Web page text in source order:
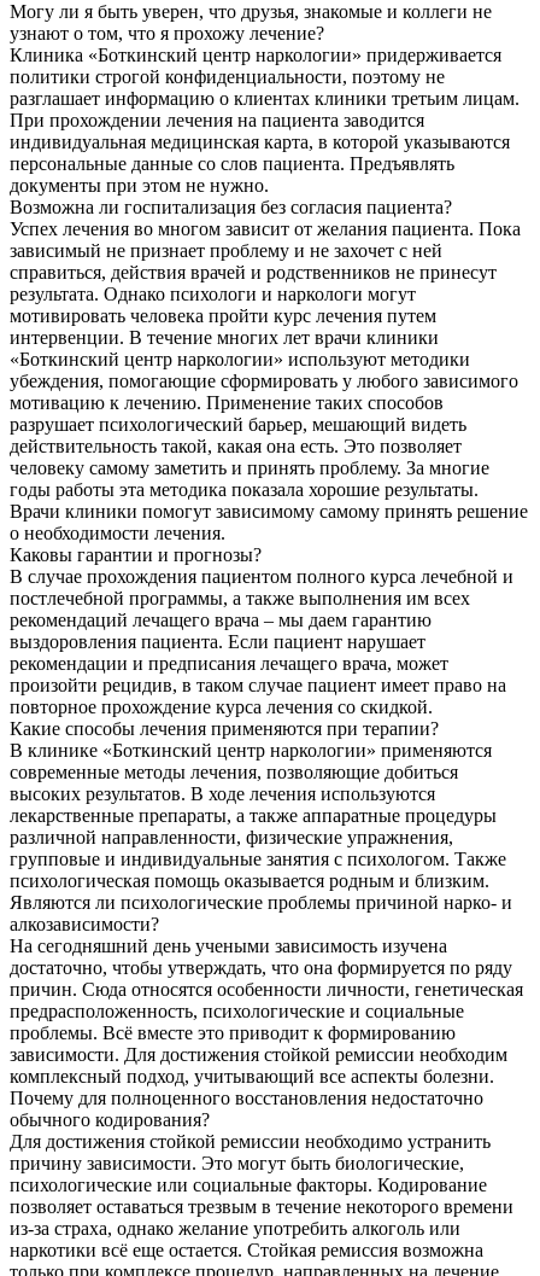
Могу ли я быть уверен, что друзья, знакомые и коллеги не
узнают о том, что я прохожу лечение?
Клиника «Боткинский центр наркологии» придерживается
политики строгой конфиденциальности, поэтому не
разглашает информацию о клиентах клиники третьим лицам.
При прохождении лечения на пациента заводится
индивидуальная медицинская карта, в которой указываются
персональные данные со слов пациента. Предъявлять
документы при этом не нужно.
Возможна ли госпитализация без согласия пациента?
Успех лечения во многом зависит от желания пациента. Пока
зависимый не признает проблему и не захочет с ней
справиться, действия врачей и родственников не принесут
результата. Однако психологи и наркологи могут
мотивировать человека пройти курс лечения путем
интервенции. В течение многих лет врачи клиники
«Боткинский центр наркологии» используют методики
убеждения, помогающие сформировать у любого зависимого
мотивацию к лечению. Применение таких способов
разрушает психологический барьер, мешающий видеть
действительность такой, какая она есть. Это позволяет
человеку самому заметить и принять проблему. За многие
годы работы эта методика показала хорошие результаты.
Врачи клиники помогут зависимому самому принять решение
о необходимости лечения.
Каковы гарантии и прогнозы?
В случае прохождения пациентом полного курса лечебной и
постлечебной программы, а также выполнения им всех
рекомендаций лечащего врача – мы даем гарантию
выздоровления пациента. Если пациент нарушает
рекомендации и предписания лечащего врача, может
произойти рецидив, в таком случае пациент имеет право на
повторное прохождение курса лечения со скидкой.
Какие способы лечения применяются при терапии?
В клинике «Боткинский центр наркологии» применяются
современные методы лечения, позволяющие добиться
высоких результатов. В ходе лечения используются
лекарственные препараты, а также аппаратные процедуры
различной направленности, физические упражнения,
групповые и индивидуальные занятия с психологом. Также
психологическая помощь оказывается родным и близким.
Являются ли психологические проблемы причиной нарко- и
алкозависимости?
На сегодняшний день учеными зависимость изучена
достаточно, чтобы утверждать, что она формируется по ряду
причин. Сюда относятся особенности личности, генетическая
предрасположенность, психологические и социальные
проблемы. Всё вместе это приводит к формированию
зависимости. Для достижения стойкой ремиссии необходим
комплексный подход, учитывающий все аспекты болезни.
Почему для полноценного восстановления недостаточно
обычного кодирования?
Для достижения стойкой ремиссии необходимо устранить
причину зависимости. Это могут быть биологические,
психологические или социальные факторы. Кодирование
позволяет оставаться трезвым в течение некоторого времени
из-за страха, однако желание употребить алкоголь или
наркотики всё еще остается. Стойкая ремиссия возможна
только при комплексе процедур, направленных на лечение